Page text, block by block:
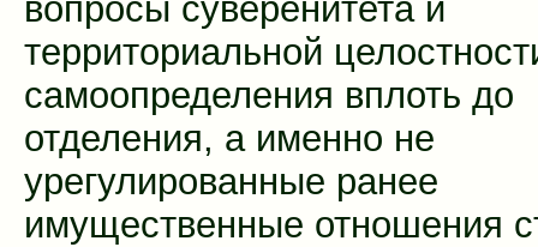
вопросы суверенитета и
территориальной
самоопределения вплоть до
отделения, а именно не
урегулированные ранее
имущественные отношения